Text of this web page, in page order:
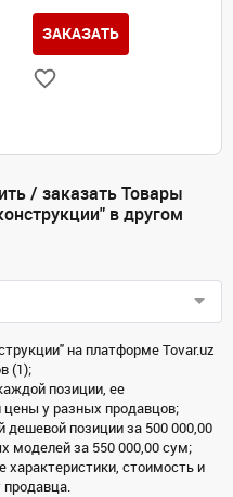
ЗАКАЗАТЬ
/ заказать Товары
в другом
на платформе Tovar.uz
(1);
позиции, ее
цены у разных продавцов;
дешевой позиции за 500 000,00
моделей за 550 000,00 сум;
стоимость и
продавца.